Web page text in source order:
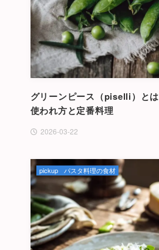
グリーンピース（piselli）と
使われ方と定番料理
2026-03-22
pickup パスタ料理の食材